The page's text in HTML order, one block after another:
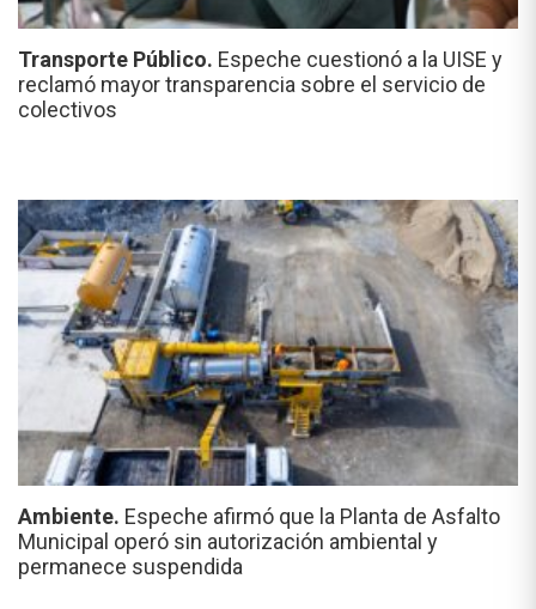
Transporte Público. Espeche cuestionó a la UISE y
reclamó mayor transparencia sobre el servicio de
colectivos
Ambiente. Espeche afirmó que la Planta de Asfalto
Municipal operó sin autorización ambiental y
permanece suspendida